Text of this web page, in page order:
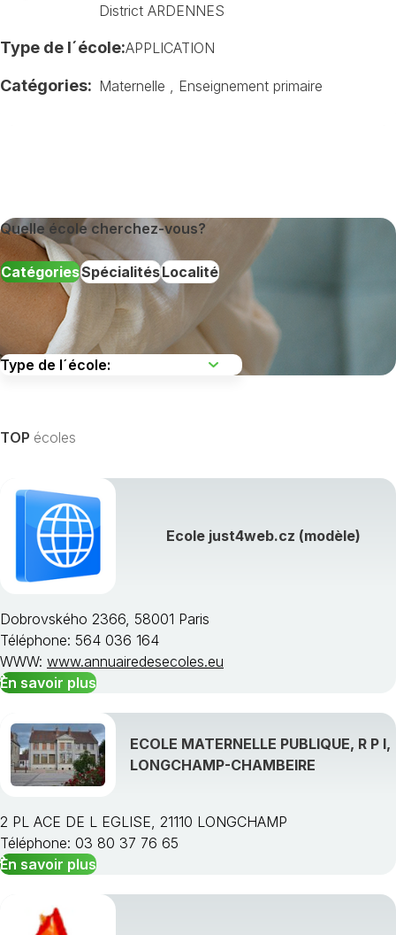
District ARDENNES
Type de l´école:APPLICATION
Catégories: Maternelle Enseignement primaire
Quelle école cherchez-vous?
CatégoriesSpécialitésLocalité
Afficher toutes les spécialités de formation »
Choisissez une région
TOP écoles
Ecole just4web.cz (modèle)
Dobrovského 2366, 58001 Paris
Téléphone: 564 036 164
WWW: www.annuairedesecoles.eu
En savoir plus
ECOLE MATERNELLE PUBLIQUE, R P I,
LONGCHAMP-CHAMBEIRE
2 PL ACE DE L EGLISE, 21110 LONGCHAMP
Téléphone: 03 80 37 76 65
En savoir plus